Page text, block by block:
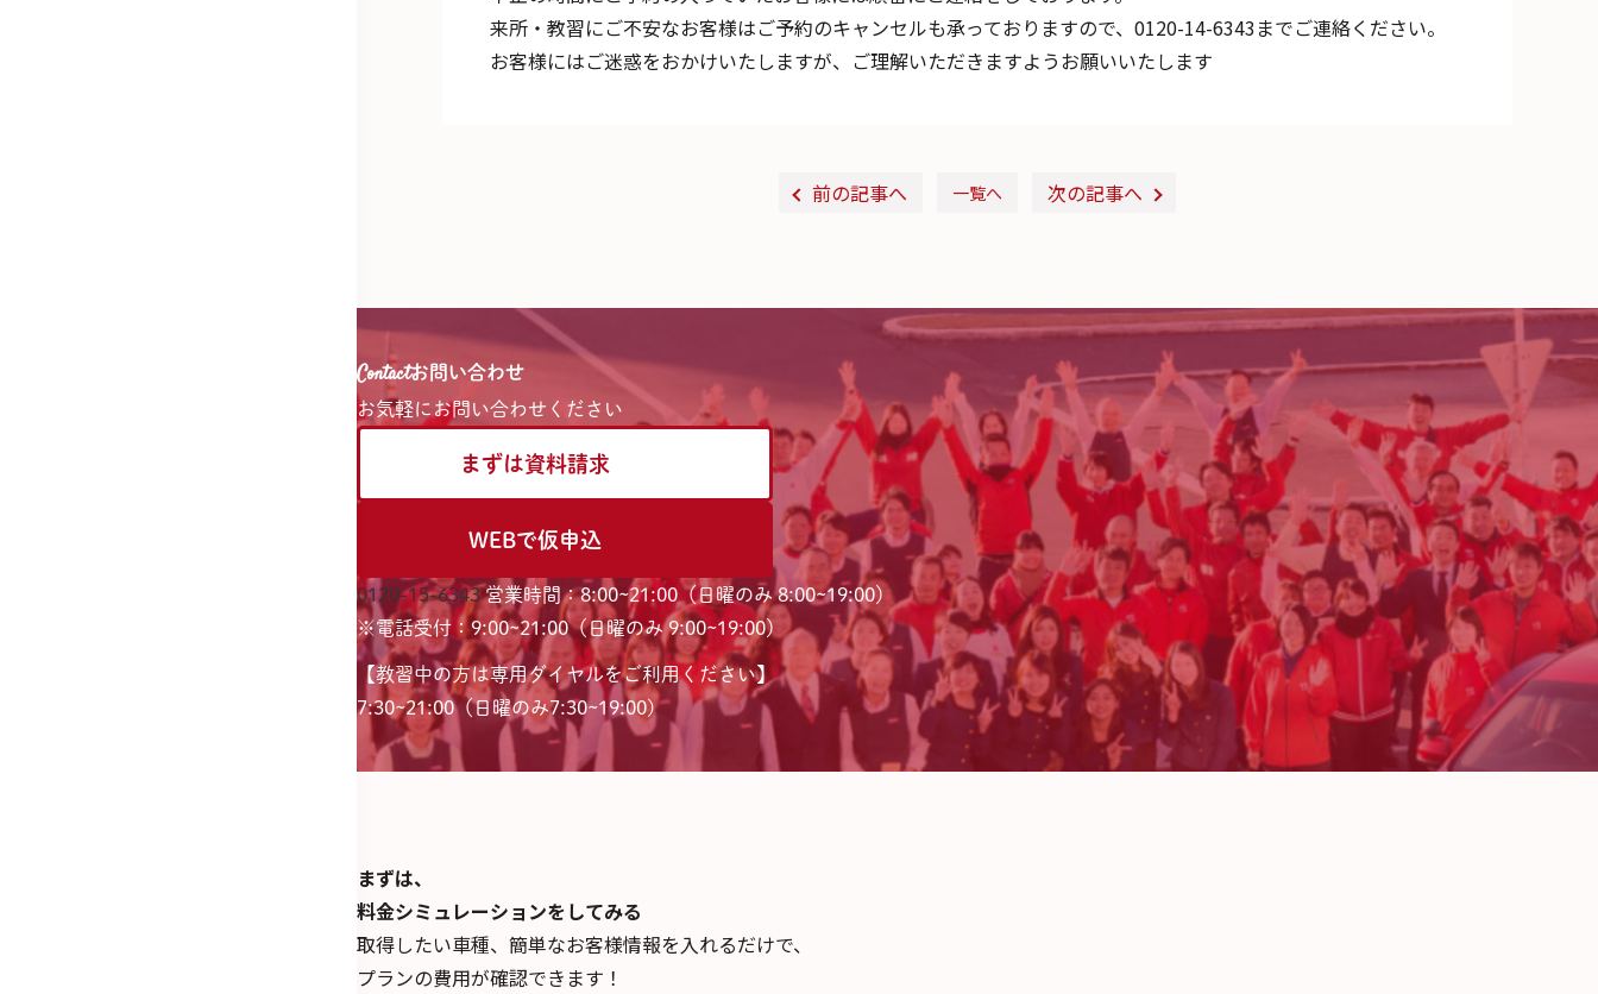
来所・教習にご不安なお客様はご予約のキャンセルも承っておりますので、0120-14-6343までご連絡ください。
お客様にはご迷惑をおかけいたしますが、ご理解いただきますようお願いいたします
前の記事へ 一覧へ 次の記事へ
Contactお問い合わせ
お気軽に お問い合わせください
まずは資料請求
WEBで仮申込
0120-15-6343 営業時間：8:00~21:00（日曜のみ 8:00~19:00）
※電話受付：9:00~21:00（日曜のみ 9:00~19:00）
【教習中の方は専用ダイヤルをご利用ください】
7:30~21:00（日曜のみ7:30~19:00)
まずは、
料金シミュレーションをしてみる
取得したい車種、簡単なお客様情報を入れるだけで、
プランの費用が確認できます！